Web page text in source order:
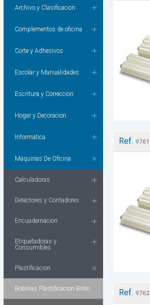
Archivo y Clasificacion
Complementos de oficina
Corte y Adhesivos
Escolar y Manualidades
Escritura y Correccion
Hogar y Decoracion
Informatica
Maquinas De Oficina
Calculadoras
Detectores y Contadores
Encuadernacion
Etiquetadoras y
Consumibles
Plastificacion
Bobinas Plastificacion Brillo
Ref. 9761
Ref. 9762